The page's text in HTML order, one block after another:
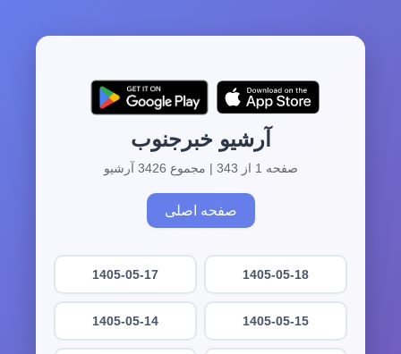
آرشیو خبرجنوب
صفحه 1 از 343 | مجموع 3426 آرشیو
صفحه اصلی
1405-05-18
1405-05-17
1405-05-15
1405-05-14